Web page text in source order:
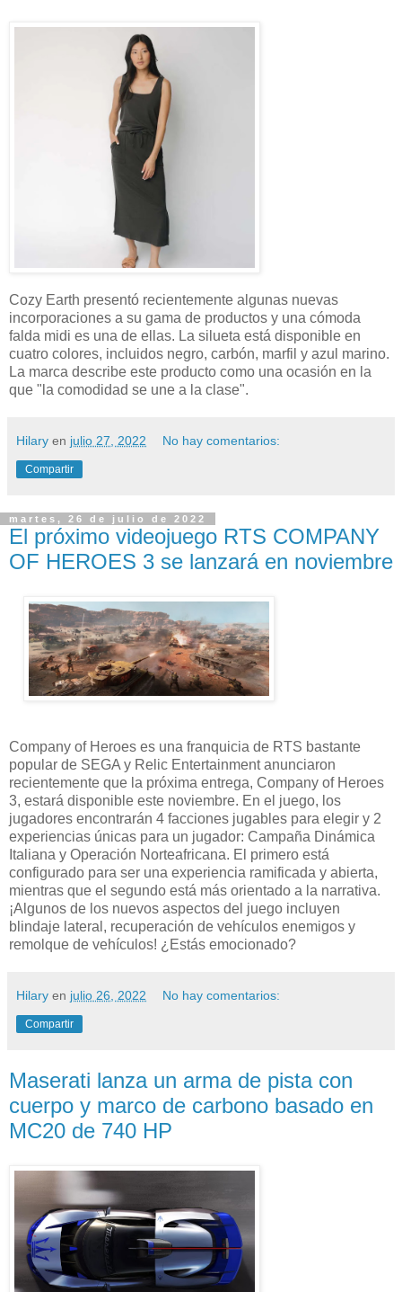
Cozy Earth presentó recientemente algunas nuevas
incorporaciones a su gama de productos y una cómoda
falda midi es una de ellas. La silueta está disponible en
cuatro colores, incluidos negro, carbón, marfil y azul marino.
La marca describe este producto como una ocasión en la
que "la comodidad se une a la clase".
Hilary en julio 27, 2022 No hay comentarios:
Compartir
martes, 26 de julio de 2022
El próximo videojuego RTS COMPANY
OF HEROES 3 se lanzará en noviembre
Company of Heroes es una franquicia de RTS bastante
popular de SEGA y Relic Entertainment anunciaron
recientemente que la próxima entrega, Company of Heroes
3, estará disponible este noviembre. En el juego, los
jugadores encontrarán 4 facciones jugables para elegir y 2
experiencias únicas para un jugador: Campaña Dinámica
Italiana y Operación Norteafricana. El primero está
configurado para ser una experiencia ramificada y abierta,
mientras que el segundo está más orientado a la narrativa.
¡Algunos de los nuevos aspectos del juego incluyen
blindaje lateral, recuperación de vehículos enemigos y
remolque de vehículos! ¿Estás emocionado?
Hilary en julio 26, 2022 No hay comentarios:
Compartir
Maserati lanza un arma de pista con
cuerpo y marco de carbono basado en
MC20 de 740 HP